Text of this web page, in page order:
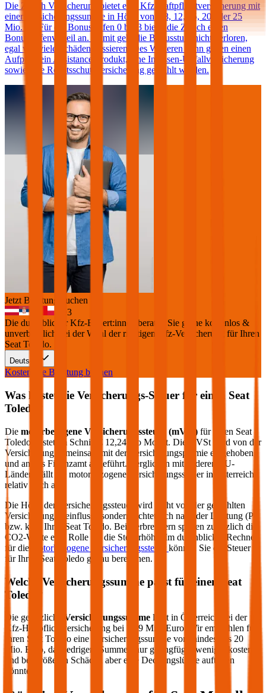
Die Zurich Versicherung bietet eine Kfz-Haftpflichtversicherung mit
einer Versicherungssumme in Höhe von € 8, 12, 15, 20 oder 25
Mio. an. Für die Bonusstufen 0 bis 3 bietet die Zurich einen
Bonusstufenvorteil an. Damit geht die Bonusstufe nicht verloren,
egal wie viele Schäden passieren. Des Weiteren kann gegen einen
Aufpreis ein Assistance-Produkt, eine Insassen-Unfallversicherung
sowie eine Rechtsschutzversicherung gewählt werden.
Jetzt Beratung buchen
+3
Die durchblicker Kfz-Expert:innen beraten Sie gerne kostenlos &
unverbindlich bei der Wahl der richtigen Kfz-Versicherung für Ihren
Seat Toledo.
Deutsch
Kostenlose Beratung buchen
Was kostet die Versicherungs-Steuer für einen Seat
Toledo
Die motorbezogene Versicherungssteuer (mVSt) für einen Seat
Toledo
kostet im Schnitt € 12,24 pro Monat. Die mVSt wird von der
Versicherung gemeinsam mit der Versicherungsprämie eingehoben
und an das Finanzamt abgeführt. Verglichen mit anderen EU-
Ländern fällt die motorbezogene Versicherungssteuer in Österreich
relativ hoch aus.
Die Höhe der Versicherungssteuer wird nicht von der gewählten
Versicherung beeinflusst, sondern richtet sich nach der Leistung (PS
bzw. kW) Ihres
Seat Toledo. Bei Verbrennern spielen zusätzlich die
CO2-Werte eine Rolle für die Steuerhöhe. Im durchblicker Rechner
für die
motorbezogene Versicherungssteuer können Sie die Steuer
für Ihren
Seat Toledo genau berechnen.
Welche Versicherungssumme passt für einen
Seat
Toledo
Die gesetzliche Versicherungssumme liegt in Österreich bei der
Kfz-Haftpflichtversicherung bei 7,79 Mio. Euro. Wir empfehlen für
Ihren Seat Toledo eine Versicherungssumme von mindestens 20
Mio. Euro, da niedrigere Summen nur geringfügig weniger kosten
und bei größeren Schäden aber eine Deckungslücke auftreten
könnte.